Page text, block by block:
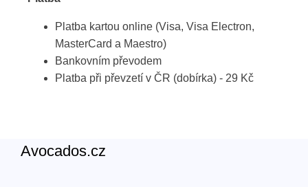
Platba kartou online (Visa, Visa Electron,
MasterCard a Maestro)
Bankovním převodem
Platba při převzetí v ČR (dobírka) - 29 Kč
Avocados.cz